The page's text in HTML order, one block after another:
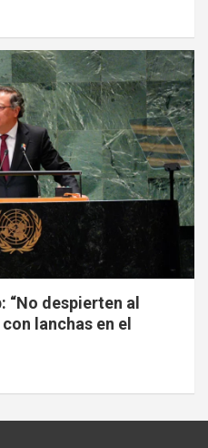
despierten al
lanchas en el